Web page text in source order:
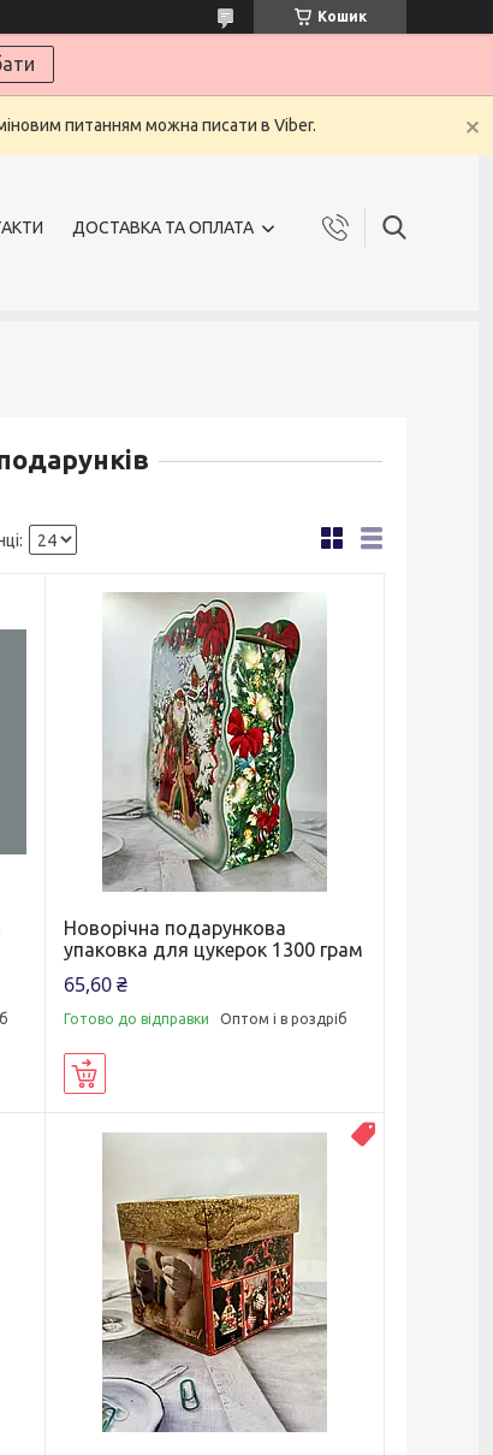
Кошик
питанням можна писати в Viber.
ДОСТАВКА ТА ОПЛАТА
Новорічна подарункова
упаковка для цукерок 1300 грам
65,60 ₴
Готово до відправки Оптом і в роздріб